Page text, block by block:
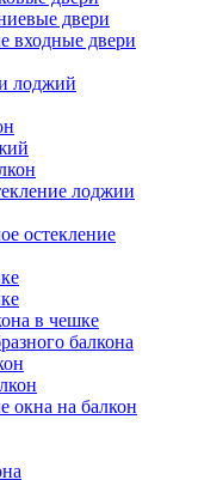
двери
входные двери
лоджий
лоджии
остекление
в чешке
балкона
окна на балкон